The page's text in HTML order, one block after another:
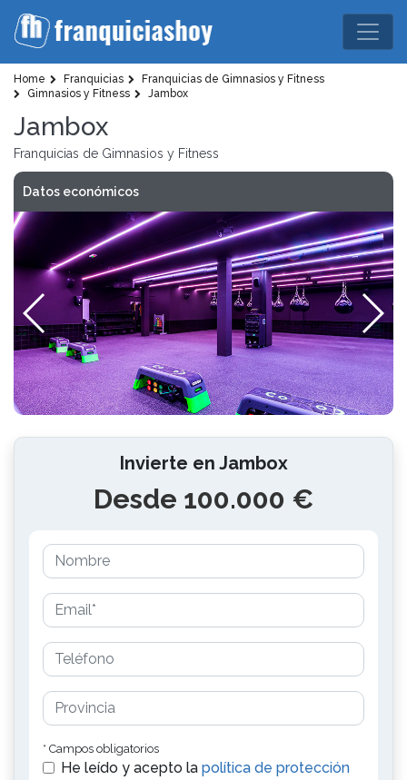
Home Franquicias
Franquicias de Gimnasios y Fitness
Gimnasios y Fitness
Jambox
Jambox
Franquicias de Gimnasios y Fitness
Datos económicos
Invierte en Jambox
Desde 100.000 €
* Campos obligatorios
He leído y acepto la política de protección